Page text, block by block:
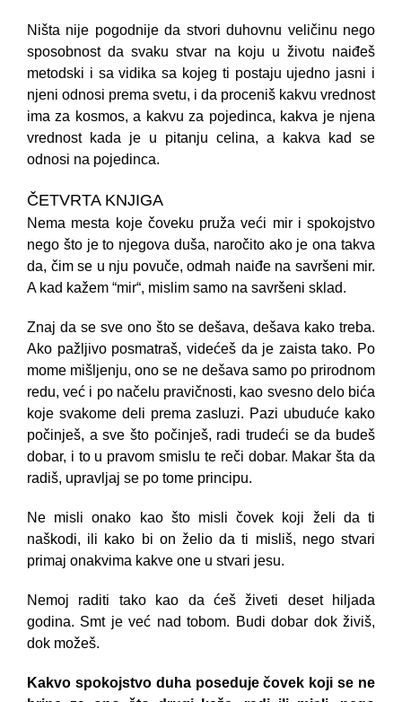
Ništa nije pogodnije da stvori duhovnu veličinu nego
sposobnost da svaku stvar na koju u životu naiđeš
metodski i sa vidika sa kojeg ti postaju ujedno jasni i
njeni odnosi prema svetu, i da proceniš kakvu vrednost
ima za kosmos, a kakvu za pojedinca, kakva je njena
vrednost kada je u pitanju celina, a kakva kad se
odnosi na pojedinca.
ČETVRTA KNJIGA
Nema mesta koje čoveku pruža veći mir i spokojstvo
nego što je to njegova duša, naročito ako je ona takva
da, čim se u nju povuče, odmah naiđe na savršeni mir.
A kad kažem “mir“, mislim samo na savršeni sklad.
Znaj da se sve ono što se dešava, dešava kako treba.
Ako pažljivo posmatraš, videćeš da je zaista tako. Po
mome mišljenju, ono se ne dešava samo po prirodnom
redu, već i po načelu pravičnosti, kao svesno delo bića
koje svakome deli prema zasluzi. Pazi ubuduće kako
počinješ, a sve što počinješ, radi trudeći se da budeš
dobar, i to u pravom smislu te reči dobar. Makar šta da
radiš, upravljaj se po tome principu.
Ne misli onako kao što misli čovek koji želi da ti
naškodi, ili kako bi on želio da ti misliš, nego stvari
primaj onakvima kakve one u stvari jesu.
Nemoj raditi tako kao da ćeš živeti deset hiljada
godina. Smt je već nad tobom. Budi dobar dok živiš,
dok možeš.
Kakvo spokojstvo duha poseduje čovek koji se ne